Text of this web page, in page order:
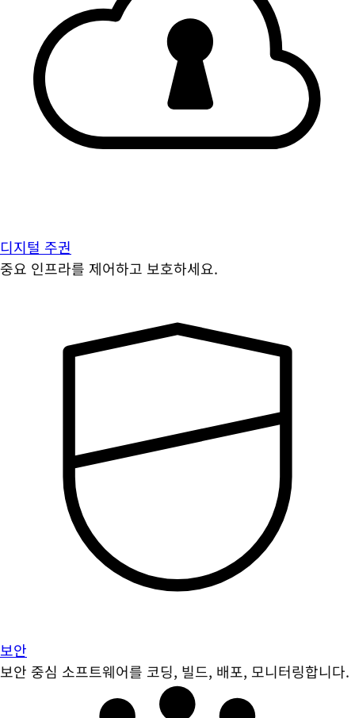
디지털 주권
중요 인프라를 제어하고 보호하세요.
보안
보안 중심 소프트웨어를 코딩, 빌드, 배포, 모니터링합니다.